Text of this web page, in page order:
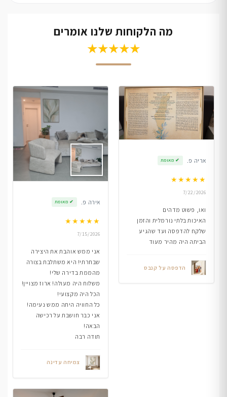
מה הלקוחות שלנו אומרים
★★★★★
אריה פ. ✔ מאומת
★★★★★
7/22/2026
ואו, פשוט מדהים
האיכות בלתי נורמלית והזמן
שלקח להדפסה ועד שהגיע
הביתה היה מהיר מעוד
הדפסה על קנבס
אירה פ. ✔ מאומת
★★★★★
7/15/2026
אני ממש אוהבת את היצירה
שבחרתי! היא משתלבת בצורה
מהממת בדירה שלי!
משלוח היה מעולה! ארוז מצויין!
הכל היה מקצועי!
כל החוויה היתה ממש נעימה!
אני כבר חושבת על רכישה
הבאה!
תודה רבה
צמיחה עדינה